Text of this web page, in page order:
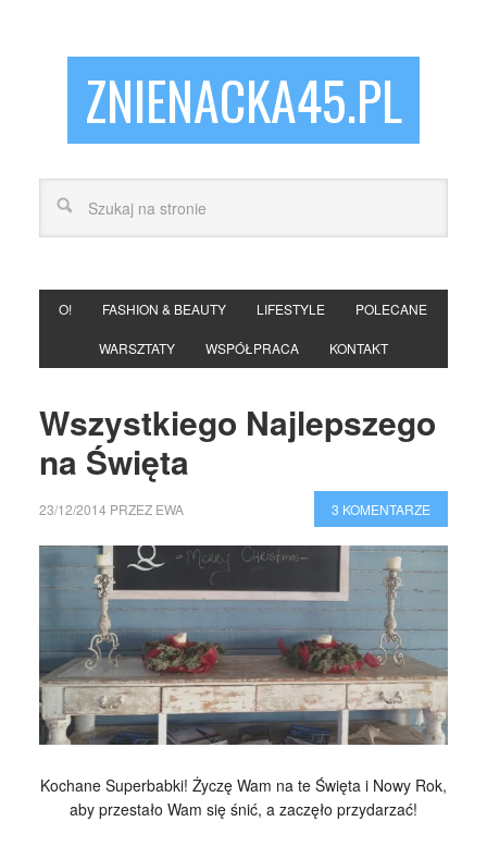
ZNIENACKA45.PL
O! FASHION & BEAUTY LIFESTYLE POLECANE
WARSZTATY WSPÓŁPRACA KONTAKT
Wszystkiego Najlepszego
na Święta
23/12/2014 PRZEZ EWA 3 KOMENTARZE
Kochane Superbabki! Życzę Wam na te Święta i Nowy Rok,
aby przestało Wam się śnić, a zaczęło przydarzać!